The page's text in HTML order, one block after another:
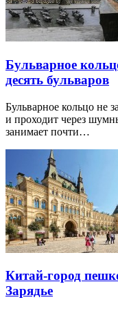
Бульварное
десять бульваров
Бульварное кольцо не
и проходит через
занимает почти…
Китай-город
Зарядье